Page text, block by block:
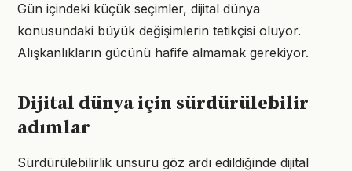
Gün içindeki küçük seçimler, dijital dünya
konusundaki büyük değişimlerin tetikçisi oluyor.
Alışkanlıkların gücünü hafife almamak gerekiyor.
Dijital dünya için sürdürülebilir
adımlar
Sürdürülebilirlik unsuru göz ardı edildiğinde dijital